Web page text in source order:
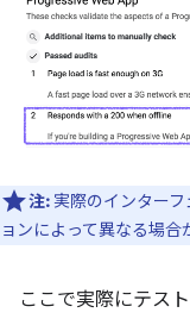
注: 実際のインター
ョンによって異なる場合
ここで実際にテス